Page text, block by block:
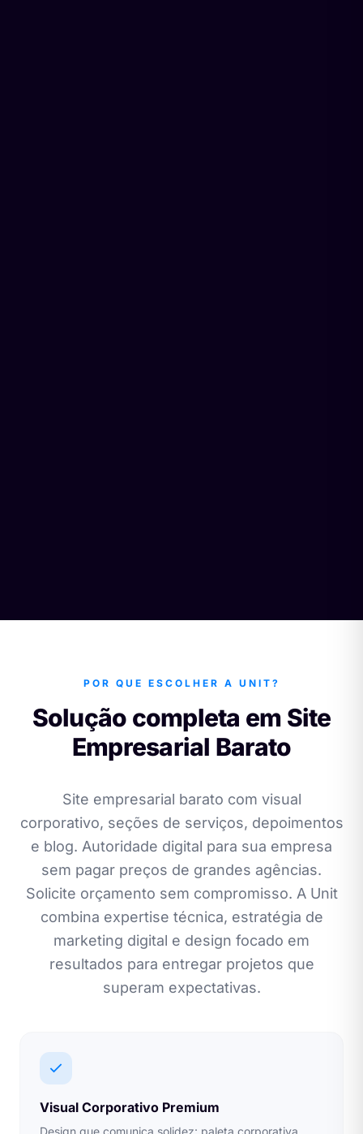
POR QUE ESCOLHER A UNIT?
Solução completa em Site
Empresarial Barato
Site empresarial barato com visual
corporativo, seções de serviços, depoimentos
e blog. Autoridade digital para sua empresa
sem pagar preços de grandes agências.
Solicite orçamento sem compromisso. A Unit
combina expertise técnica, estratégia de
marketing digital e design focado em
resultados para entregar projetos que
superam expectativas.
Visual Corporativo Premium
Design que comunica solidez: paleta corporativa,